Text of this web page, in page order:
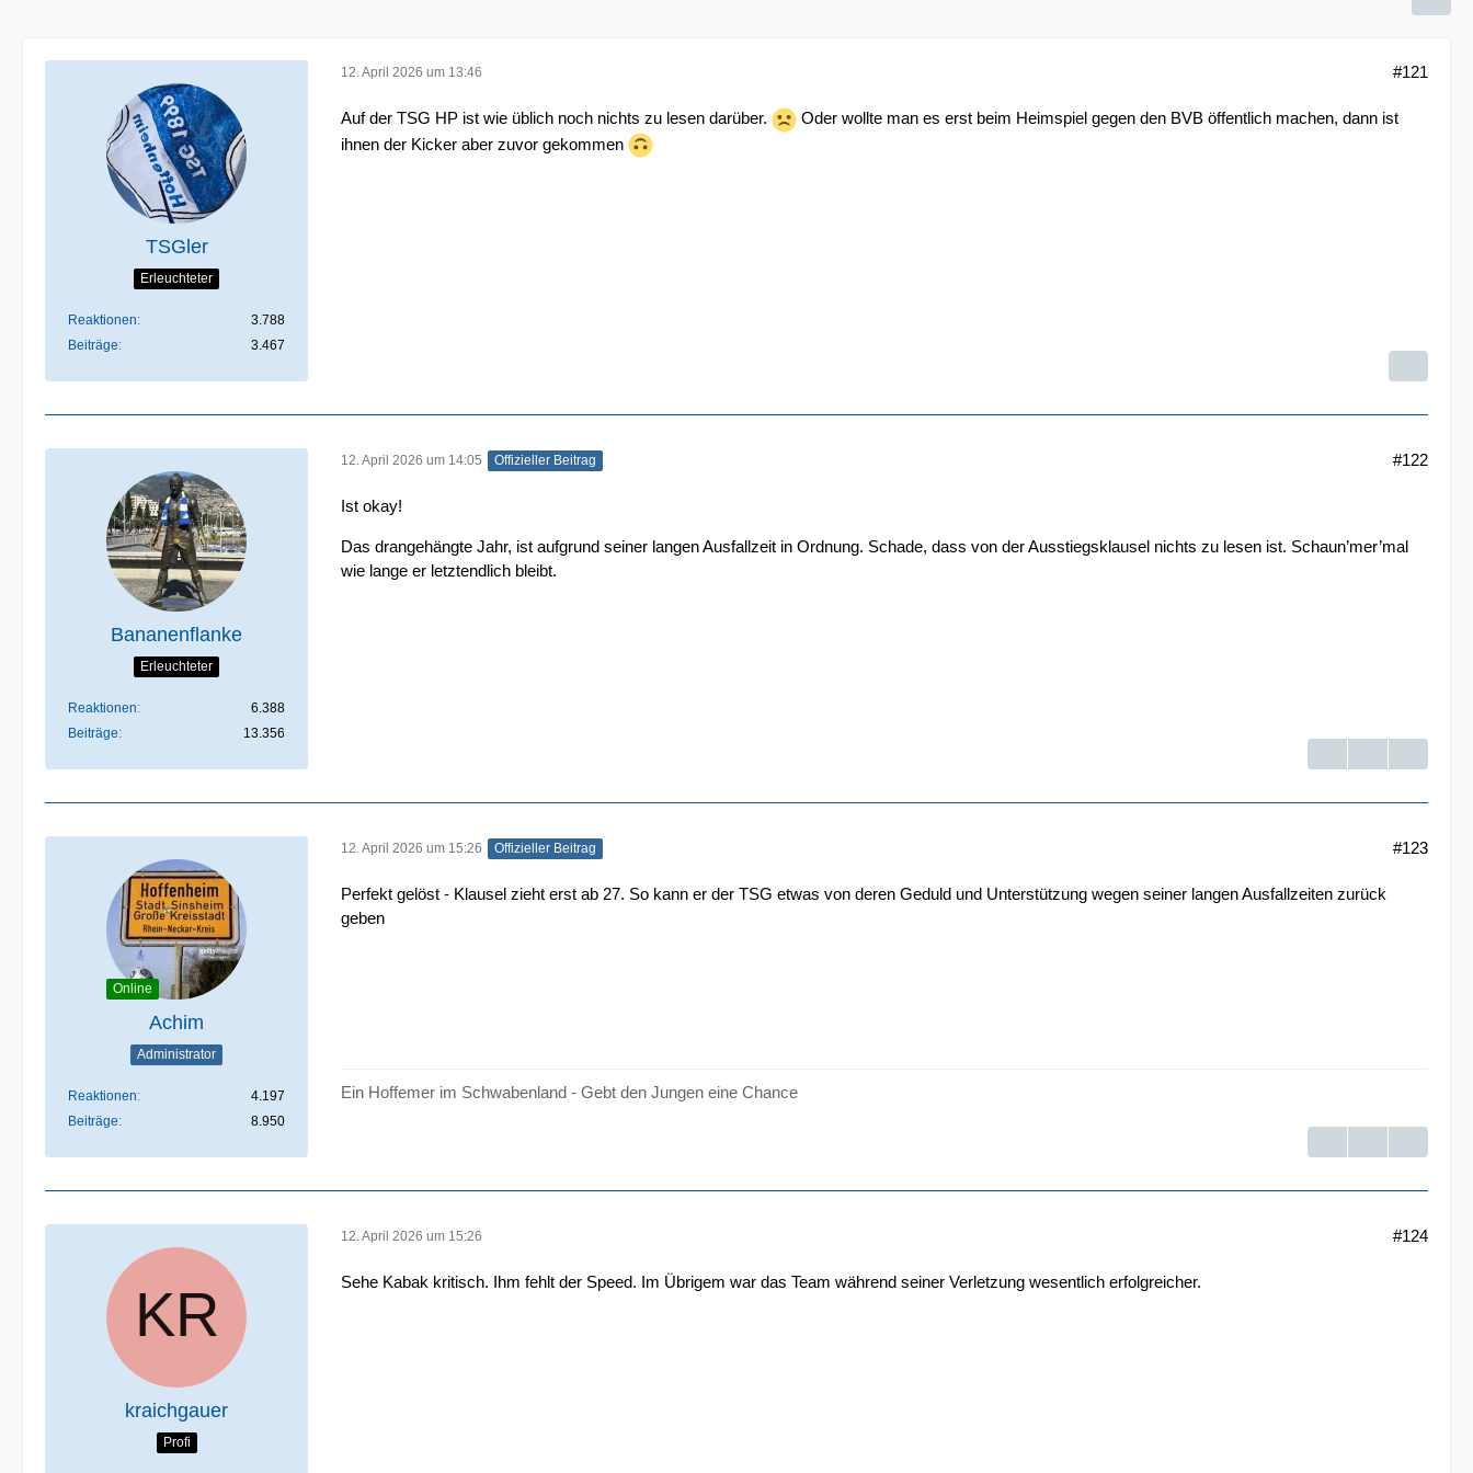
TSGler
Erleuchteter
Reaktionen
3.788
Beiträge
3.467
12. April 2026 um 13:46 #121
Auf der TSG HP ist wie üblich noch nichts zu lesen darüber.
Oder wollte man es erst beim Heimspiel gegen den BVB öffentlich machen, dann ist
ihnen der Kicker aber zuvor gekommen
Bananenflanke
Erleuchteter
Reaktionen
6.388
Beiträge
13.356
12. April 2026 um 14:05 Offizieller Beitrag #122
Ist okay!
Das drangehängte Jahr, ist aufgrund seiner langen Ausfallzeit in Ordnung. Schade, dass von der Ausstiegsklausel nichts zu lesen ist. Schaun’mer’mal
wie lange er letztendlich bleibt.
Online
Achim
Administrator
Reaktionen
4.197
Beiträge
8.950
12. April 2026 um 15:26 Offizieller Beitrag #123
Perfekt gelöst - Klausel zieht erst ab 27. So kann er der TSG etwas von deren Geduld und Unterstützung wegen seiner langen Ausfallzeiten zurück
geben
Ein Hoffemer im Schwabenland - Gebt den Jungen eine Chance
kraichgauer
Profi
12. April 2026 um 15:26 #124
Sehe Kabak kritisch. Ihm fehlt der Speed. Im Übrigem war das Team während seiner Verletzung wesentlich erfolgreicher.